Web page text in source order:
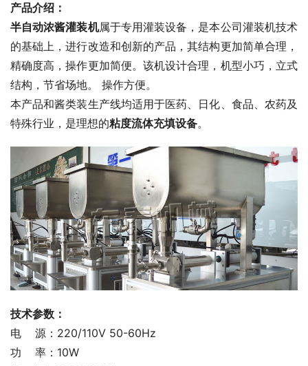
产品介绍：
半自动浓酱灌装机属于专用灌装设备，是本公司灌装机技术
的基础上，进行改造和创新的产品，其结构更加简单合理，
精确度高，操作更加简便。该机设计合理，机型小巧，立式
结构，节省场地。 操作方便。
本产品和酱类装生产线均适用于医药、日化、食品、农药及
特殊行业，是理想的粘度流体充填设备。
技术参数：
电    源：220/110V 50-60Hz
功    率：10W